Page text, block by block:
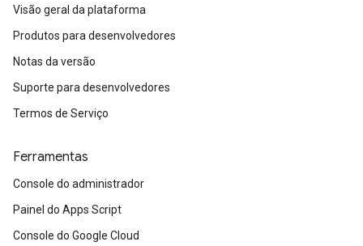
Visão geral da plataforma
Produtos para desenvolvedores
Notas da versão
Suporte para desenvolvedores
Termos de Serviço
Ferramentas
Console do administrador
Painel do Apps Script
Console do Google Cloud